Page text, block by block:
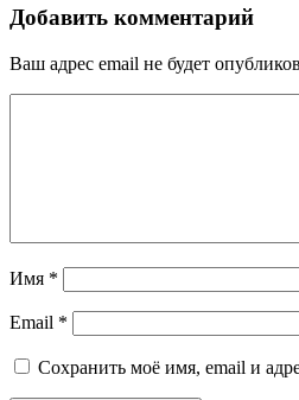
Добавить комментарий
Ваш адрес email не будет
Имя *
Email *
Сохранить моё имя, email и